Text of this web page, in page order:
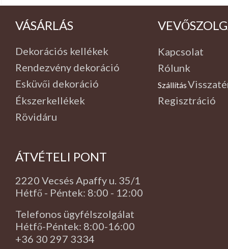
VÁSÁRLÁS
Dekorációs kellékek
Rendezvény dekoráció
Esküvői dekoráció
Ékszerkellékek
Rövidáru
Kapcsolat
Rólunk
Szállítás
Regisztráció
ÁTVÉTELI PONT
2220 Vecsés Apaffy u. 35/1
Hétfő - Péntek: 8:00 - 12:00
Telefonos ügyfélszolgálat
Hétfő-Péntek: 8:00-16:00
+36 30 297 3334